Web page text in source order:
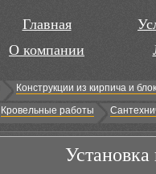
Главная
О компании
Конструкции из кирпича и
Кровельные работы